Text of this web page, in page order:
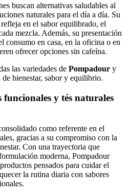
buscan alternativas saludables al
naturales para el día a día. Su
en el sabor equilibrado, el
mezcla. Además, su presentación
en casa, en la oficina o en
ofrecer opciones sin cafeína.
las variedades de Pompadour y
bienestar, sabor y equilibrio.
y tés naturales
como referente en el
gracias a su compromiso con la
Con una trayectoria que
moderna, Pompadour
pensados para cuidar el
la rutina diaria con sabores